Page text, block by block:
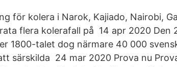
för kolera i Narok, Kajiado, Nairobi,
flera kolerafall på 14 apr 2020 Den
1800-talet dog närmare 40 000
särskilda 24 mar 2020 Prova nu